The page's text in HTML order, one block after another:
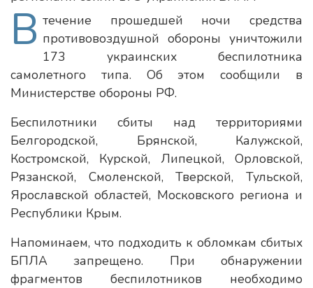
В течение прошедшей ночи средства
противовоздушной обороны уничтожили
173 украинских беспилотника
самолетного типа. Об этом сообщили в
Министерстве обороны РФ.
Беспилотники сбиты над территориями
Белгородской, Брянской, Калужской,
Костромской, Курской, Липецкой, Орловской,
Рязанской, Смоленской, Тверской, Тульской,
Ярославской областей, Московского региона и
Республики Крым.
Напоминаем, что подходить к обломкам сбитых
БПЛА запрещено. При обнаружении
фрагментов беспилотников необходимо